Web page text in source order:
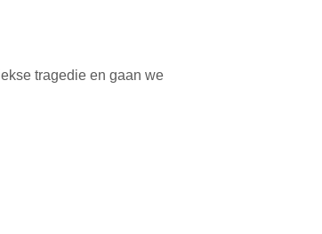
tragedie en gaan we